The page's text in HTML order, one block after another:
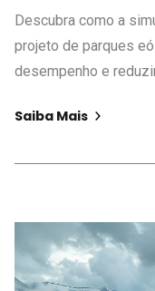
Descubra como a
projeto de parques
desempenho e
Saiba Mais